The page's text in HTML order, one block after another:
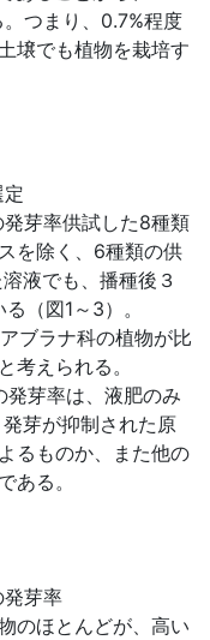
つまり、0.7%程度
壌でも植物を栽培す
芽率供試した8種類
を除く、6種類の供
液でも、播種後３
（図1～3）。
ブラナ科の植物が比
考えられる。
芽率は、液肥のみ
芽が抑制された原
るものか、また他の
ある。
芽率
のほとんどが、高い